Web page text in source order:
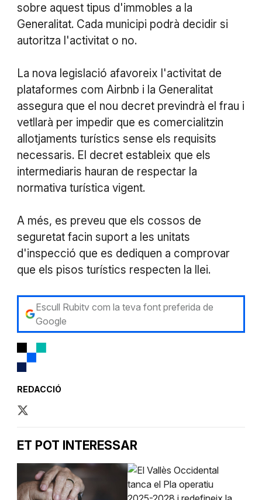
sobre aquest tipus d'immobles a la
Generalitat. Cada municipi podrà decidir si
autoritza l'activitat o no.
La nova legislació afavoreix l'activitat de
plataformes com Airbnb i la Generalitat
assegura que el nou decret previndrà el frau i
vetllarà per impedir que es comercialitzin
allotjaments turístics sense els requisits
necessaris. El decret estableix que els
intermediaris hauran de respectar la
normativa turística vigent.
A més, es preveu que els cossos de
seguretat facin suport a les unitats
d'inspecció que es dediquen a comprovar
que els pisos turístics respecten la llei.
Escull Rubitv com la teva font preferida de
Google
REDACCIÓ
ET POT INTERESSAR